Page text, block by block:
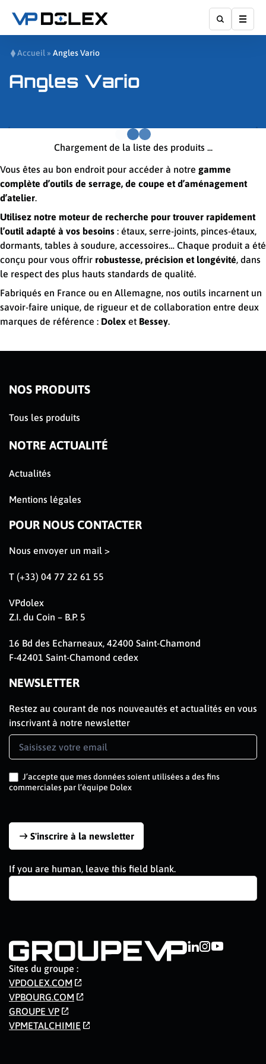
Accueil » Angles Vario
Angles Vario
Chargement de la liste des produits ...
Vous êtes au bon endroit pour accéder à notre gamme
complète d’outils de serrage, de coupe et d’aménagement
d’atelier.
Utilisez notre moteur de recherche pour trouver rapidement
l’outil adapté à vos besoins : étaux, serre-joints, pinces-étaux,
dormants, tables à soudure, accessoires… Chaque produit a été
conçu pour vous offrir robustesse, précision et longévité, dans
le respect des plus hauts standards de qualité.
Fabriqués en France ou en Allemagne, nos outils incarnent un
savoir-faire unique, de rigueur et de collaboration entre deux
marques de référence : Dolex et Bessey.
NOS PRODUITS
Tous les produits
NOTRE ACTUALITÉ
Actualités
Mentions légales
POUR NOUS CONTACTER
Nous envoyer un mail >
T (+33) 04 77 22 61 55
VPdolex
Z.I. du Coin – B.P. 5
16 Bd des Echarneaux, 42400 Saint-Chamond
F-42401 Saint-Chamond cedex
NEWSLETTER
Restez au courant de nos nouveautés et actualités en vous
inscrivant à notre newsletter
Newsletter
Signup
J’accepte que mes données soient utilisées a des fins
commerciales par l’équipe Dolex
S'inscrire à la newsletter
If you are human, leave this field blank.
Sites du groupe :
VPDOLEX.COM
VPBOURG.COM
GROUPE VP
VPMETALCHIMIE